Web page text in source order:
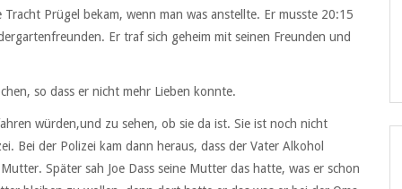
Prügel bekam, wenn man was anstellte. Er musste 20:15
Er traf sich geheim mit seinen Freunden und
so dass er nicht mehr Lieben konnte.
würden,und zu sehen, ob sie da ist. Sie ist noch nicht
Bei der Polizei kam dann heraus, dass der Vater Alkohol
Später sah Joe Dass seine Mutter das hatte, was er schon